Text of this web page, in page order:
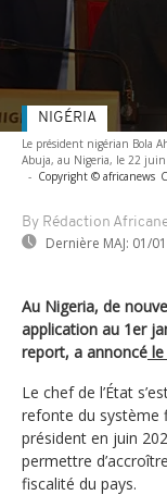
Le président nigérian Bola
Abuja, au Nigeria, le 22
- Copyright © africanews
By Rédaction
Dernière MAJ: 01/
NIGÉRIA
Au Nigeria, de
application au 1er
report, a annoncé
Le chef de l’État
refonte du système
président en juin
permettre
fiscalité du pays.